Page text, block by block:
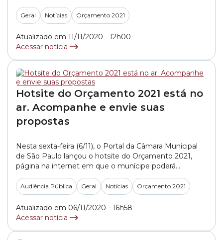
milhões para o próximo ano. A previsão está na
Proposta de Lei Orçamentária Anual 2021 ( PL (Projeto
Geral Notícias Orçamento 2021
Atualizado em 11/11/2020 - 12h00
Acessar notícia
Hotsite do Orçamento 2021 está no
ar. Acompanhe e envie suas
propostas
Nesta sexta-feira (6/11), o Portal da Câmara Municipal
de São Paulo lançou o hotsite do Orçamento 2021,
página na internet em que o munícipe poderá
acompanhar toda a discussão e a tramitação do
projeto no Legislativo. O hotsite reúne informações
sobre a previsão de distribuição dos recursos públicos
Audiência Pública Geral Notícias Orçamento 2021
Atualizado em 06/11/2020 - 16h58
Acessar notícia